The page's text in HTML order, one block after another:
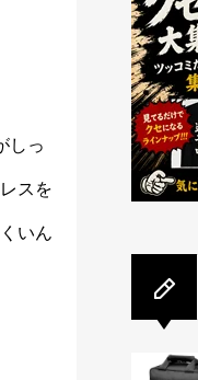
しっ
スを
いん